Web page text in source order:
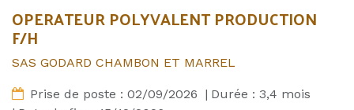
OPERATEUR POLYVALENT PRODUCTION
F/H
SAS GODARD CHAMBON ET MARREL
Prise de poste : 02/09/2026 | Durée : 3,4 mois